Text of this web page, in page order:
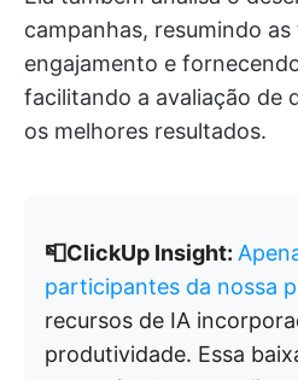
campanhas, resumindo
engajamento e
facilitando a avaliação de
os melhores resultados.
📮ClickUp Insight:
participantes da nossa
recursos de IA
produtividade. Essa